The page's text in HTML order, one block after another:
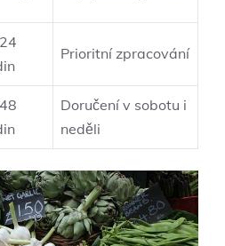
Prioritní zpracování
Doručení v sobotu i
neděli